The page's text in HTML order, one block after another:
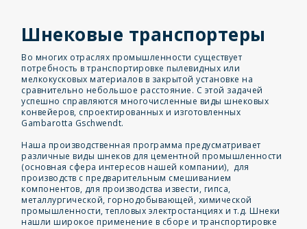
Шнековые транспортеры
Во многих отраслях промышленности существует
потребность в транспортировке пылевидных или
мелкокусковых материалов в закрытой установке на
сравнительно небольшое расстояние. С этой задачей
успешно справляются многочисленные виды шнековых
конвейеров, спроектированных и изготовленных
Gambarotta Gschwendt.
Наша производственная программа предусматривает
различные виды шнеков для цементной промышленности
(основная сфера интересов нашей компании), для
производств с предварительным смешиванием
компонентов, для производства извести, гипса,
металлургической, горнодобывающей, химической
промышленности, тепловых электростанциях и т.д. Шнеки
нашли широкое применение в сборе и транспортировке